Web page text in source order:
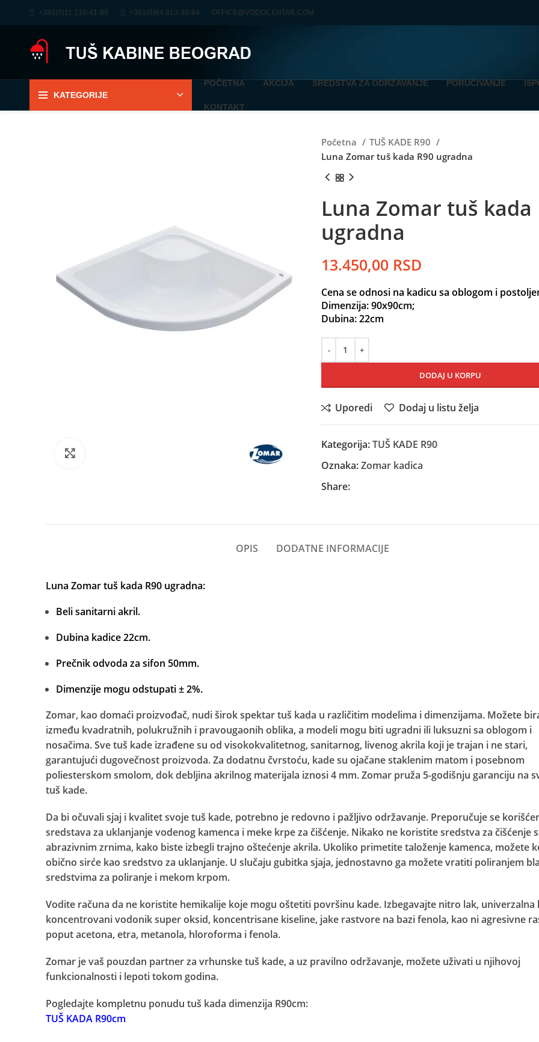
+381(0)11 210-41-89 +381(0)64 813-30-94 OFFICE@VODOCENTAR.COM
KATEGORIJE
POČETNA AKCIJA SREDSTVA ZA ODRŽAVANJE PORUČIVANJE
KONTAKT
Početna
TUŠ KADE R90
Luna Zomar tuš kada R90 ugradna
Luna Zomar tuš kada
ugradna
13.450,00 RSD
Cena se odnosi na kadicu sa oblogom i
Dimenzija: 90x90cm;
Dubina: 22cm
DODAJ U KORPU
Uporedi Dodaj u listu želja
Kategorija:TUŠ KADE R90
Oznaka:Zomar kadica
Share:
OPIS DODATNE INFORMACIJE
Luna Zomar tuš kada R90 ugradna:
Beli sanitarni akril.
Dubina kadice 22cm.
Prečnik odvoda za sifon 50mm.
Dimenzije mogu odstupati ± 2%.
Zomar, kao domaći proizvođač, nudi širok spektar tuš kada u različitim modelima i dimenzijama. Možete
između kvadratnih, polukružnih i pravougaonih oblika, a modeli mogu biti ugradni ili luksuzni sa oblogom i
nosačima. Sve tuš kade izrađene su od visokokvalitetnog, sanitarnog, livenog akrila koji je trajan i ne stari,
garantujući dugovečnost proizvoda. Za dodatnu čvrstoću, kade su ojačane staklenim matom i posebnom
poliesterskom smolom, dok debljina akrilnog materijala iznosi 4 mm. Zomar pruža 5-godišnju garanciju na
tuš kade.
Da bi očuvali sjaj i kvalitet svoje tuš kade, potrebno je redovno i pažljivo održavanje. Preporučuje se
sredstava za uklanjanje vodenog kamenca i meke krpe za čišćenje. Nikako ne koristite sredstva za čišćenje
abrazivnim zrnima, kako biste izbegli trajno oštećenje akrila. Ukoliko primetite taloženje kamenca, možete
obično sirće kao sredstvo za uklanjanje. U slučaju gubitka sjaja, jednostavno ga možete vratiti poliranjem
sredstvima za poliranje i mekom krpom.
Vodite računa da ne koristite hemikalije koje mogu oštetiti površinu kade. Izbegavajte nitro lak, univerzalna
koncentrovani vodonik super oksid, koncentrisane kiseline, jake rastvore na bazi fenola, kao ni agresivne
poput acetona, etra, metanola, hloroforma i fenola.
Zomar je vaš pouzdan partner za vrhunske tuš kade, a uz pravilno održavanje, možete uživati u njihovoj
funkcionalnosti i lepoti tokom godina.
Pogledajte kompletnu ponudu tuš kada dimenzija R90cm:
TUŠ KADA R90cm